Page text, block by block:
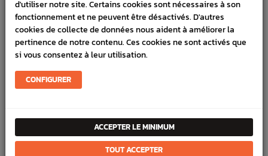
0,79 € 
023212010 Écrou de rotule de Suspension Origine
Subaru Impreza / BRZ 13-19 FORESTER
97-02
2,70 € 
20204
Triangle subaru impreza GT 93-00
FORESTER SF5
75,60 € Voir toutes les options
d'utiliser notre site. Certains cookies sont nécessaires à son
fonctionnement et ne peuvent être désactivés. D'autres
cookies de collecte de données nous aident à améliorer la
pertinence de notre contenu. Ces cookies ne sont activés que
si vous consentez à leur utilisation.
CONFIGURER
ACCEPTER LE MINIMUM
TOUT ACCEPTER